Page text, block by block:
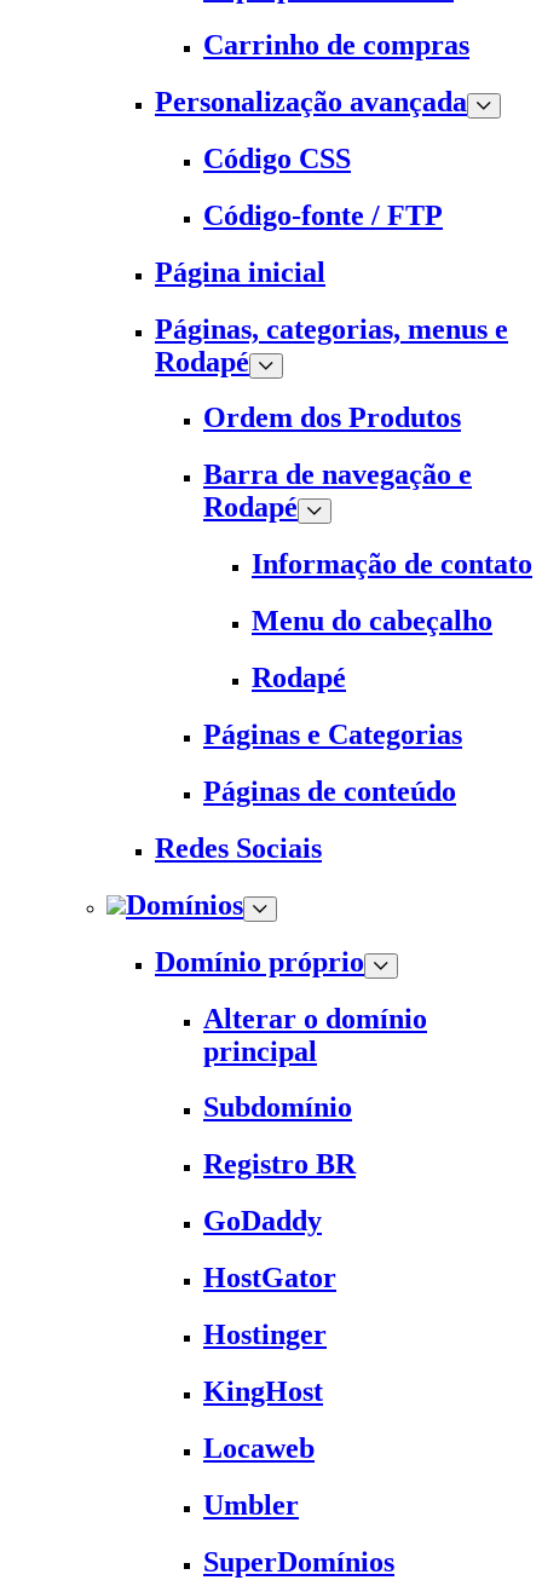
Carrinho de compras
Personalização avançada
Código CSS
Código-fonte / FTP
Página inicial
Páginas, categorias, menus e
Rodapé
Ordem dos Produtos
Barra de navegação e
Rodapé
Informação de contato
Menu do cabeçalho
Rodapé
Páginas e Categorias
Páginas de conteúdo
Redes Sociais
Domínios
Domínio próprio
Alterar o domínio
principal
Subdomínio
Registro BR
GoDaddy
HostGator
Hostinger
KingHost
Locaweb
Umbler
SuperDomínios